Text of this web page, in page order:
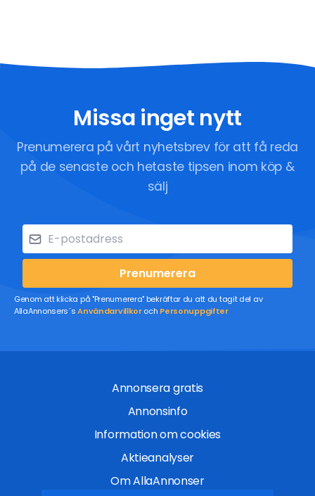
Missa inget nytt
Prenumerera på vårt nyhetsbrev för att få reda
på de senaste och hetaste tipsen inom köp &
sälj
Prenumerera
Genom att klicka på "Prenumerera" bekräftar du att du tagit del av
AllaAnnonsers´sAnvändarvillkoroch Personuppgifter
Annonsera gratis
Annonsinfo
Information om cookies
Aktieanalyser
Om AllaAnnonser